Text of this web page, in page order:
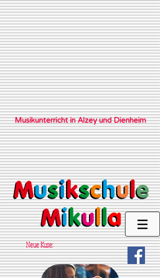
Musikunterricht in Alzey und Dienheim
Neue Kuse: